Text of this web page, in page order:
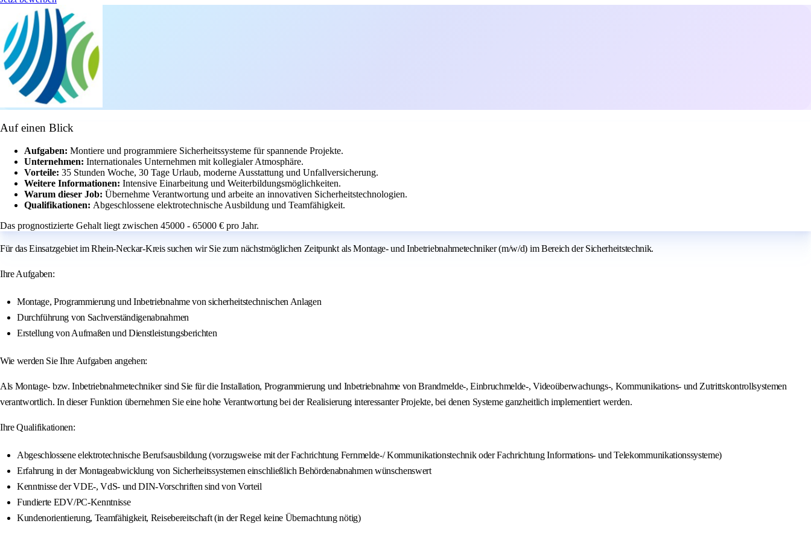
Auf einen Blick
Aufgaben: Montiere und programmiere Sicherheitssysteme für spannende Projekte.
Unternehmen: Internationales Unternehmen mit kollegialer Atmosphäre.
Vorteile: 35 Stunden Woche, 30 Tage Urlaub, moderne Ausstattung und Unfallversicherung.
Weitere Informationen: Intensive Einarbeitung und Weiterbildungsmöglichkeiten.
Warum dieser Job: Übernehme Verantwortung und arbeite an innovativen Sicherheitstechnologien.
Qualifikationen: Abgeschlossene elektrotechnische Ausbildung und Teamfähigkeit.
Das prognostizierte Gehalt liegt zwischen 45000 - 65000 € pro Jahr.
Für das Einsatzgebiet im Rhein-Neckar-Kreis suchen wir Sie zum nächstmöglichen Zeitpunkt als Montage- und Inbetriebnahmetechniker (m/w/d) im Bereich der Sicherheitstechnik.
Ihre Aufgaben:
Montage, Programmierung und Inbetriebnahme von sicherheitstechnischen Anlagen
Durchführung von Sachverständigenabnahmen
Erstellung von Aufmaßen und Dienstleistungsberichten
Wie werden Sie Ihre Aufgaben angehen:
Als Montage- bzw. Inbetriebnahmetechniker sind Sie für die Installation, Programmierung und Inbetriebnahme von Brandmelde-, Einbruchmelde-, Videoüberwachungs-, Kommunikations- und Zutrittskontrollsystemen
verantwortlich. In dieser Funktion übernehmen Sie eine hohe Verantwortung bei der Realisierung interessanter Projekte, bei denen Systeme ganzheitlich implementiert werden.
Ihre Qualifikationen:
Abgeschlossene elektrotechnische Berufsausbildung (vorzugsweise mit der Fachrichtung Fernmelde-/ Kommunikationstechnik oder Fachrichtung Informations- und Telekommunikationssysteme)
Erfahrung in der Montageabwicklung von Sicherheitssystemen einschließlich Behördenabnahmen wünschenswert
Kenntnisse der VDE-, VdS- und DIN-Vorschriften sind von Vorteil
Fundierte EDV/PC-Kenntnisse
Kundenorientierung, Teamfähigkeit, Reisebereitschaft (in der Regel keine Übernachtung nötig)